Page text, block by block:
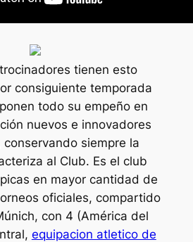
tienen esto
consiguiente temporada
todo su empeño en
nuevos e innovadores
siempre la
al Club. Es el club
en mayor cantidad de
oficiales, compartido
con 4 (América del
equipacion atletico de